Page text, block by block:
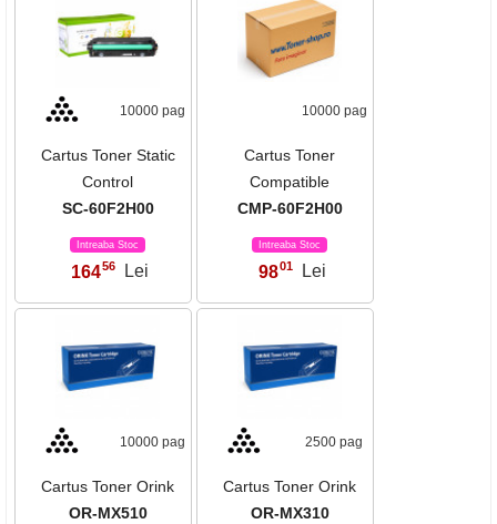
10000 pag
Cartus Toner Static
Control
SC-60F2H00
Intreaba Stoc
16456 Lei
10000 pag
Cartus Toner
Compatible
CMP-60F2H00
Intreaba Stoc
9801 Lei
10000 pag
Cartus Toner Orink
OR-MX510
2500 pag
Cartus Toner Orink
OR-MX310